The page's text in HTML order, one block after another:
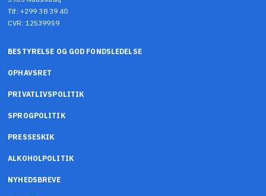
Tlf: +299 38 39 40
CVR: 12539959
BESTYRELSE OG GOD FONDSLEDELSE
OPHAVSRET
PRIVATLIVSPOLITIK
SPROGPOLITIK
PRESSESKIK
ALKOHOLPOLITIK
NYHEDSBREVE